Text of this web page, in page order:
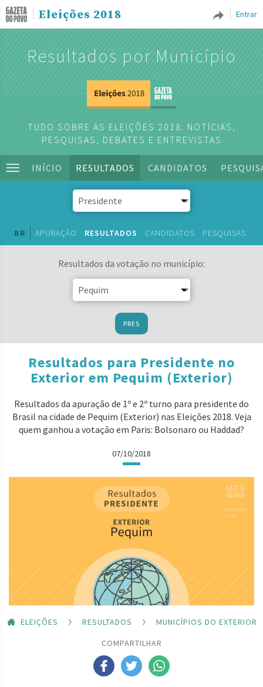
Entrar
Eleições 2018
Resultados por Município
TUDO SOBRE AS ELEIÇÕES 2018: NOTÍCIAS,
PESQUISAS, DEBATES E ENTREVISTAS
INÍCIO RESULTADOS CANDIDATOS
BR APURAÇÃO RESULTADOS CANDIDATOS PESQUISAS
Resultados da votação no município:
PRES
Resultados para Presidente no
Exterior em Pequim (Exterior)
Resultados da apuração de 1º e 2º turno para presidente do
Brasil na cidade de Pequim (Exterior) nas Eleições 2018. Veja
quem ganhou a votação em Paris: Bolsonaro ou Haddad?
07/10/2018
ELEIÇÕES RESULTADOS
MUNICÍPIOS DO EXTERIOR
COMPARTILHAR